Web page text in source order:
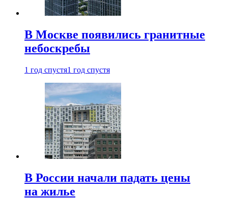
В Москве появились гранитные
небоскребы
1 год спустя1 год спустя
В России начали падать цены
на жилье